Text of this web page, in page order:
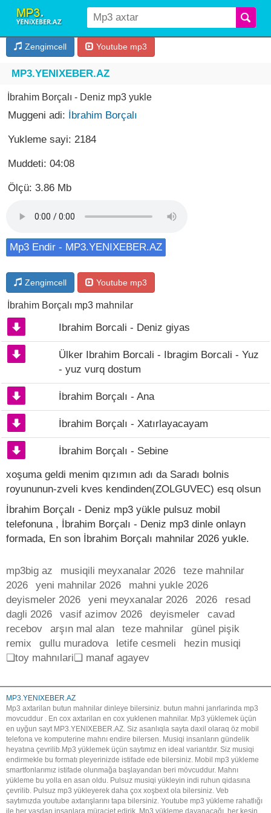
Zengimcell Youtube mp3
MP3.YENIXEBER.AZ
İbrahim Borçalı - Deniz mp3 yukle
Muggeni adi: İbrahim Borçalı
Yukleme sayi: 2184
Muddeti: 04:08
Ölçü: 3.86 Mb
Mp3 Endir - MP3.YENIXEBER.AZ
Zengimcell Youtube mp3
İbrahim Borçalı mp3 mahnilar
Ibrahim Borcali - Deniz giyas
Ülker Ibrahim Borcali - Ibragim Borcali - Yuz
- yuz vurq dostum
İbrahim Borçalı - Ana
İbrahim Borçalı - Xatırlayacayam
İbrahim Borçalı - Sebine
xoşuma geldi menim qızımın adı da Saradı bolnis
royununun-zveli kves kendinden(ZOLGUVEC) esq olsun
İbrahim Borçalı - Deniz mp3 yükle pulsuz mobil
telefonuna , İbrahim Borçalı - Deniz mp3 dinle onlayn
formada, En son İbrahim Borçalı mahnilar 2026 yukle.
mp3big az musiqili meyxanalar 2026
teze mahnilar
2026
yeni mahnilar 2026
mahni yukle 2026
deyismeler 2026
yeni meyxanalar 2026 2026
resad
dagli 2026
vasif azimov 2026 deyismeler
cavad
recebov
arşın mal alan teze mahnilar
günel pişik
remix
gullu muradova letife cesmeli
hezin musiqi
❏toy mahnılari❏ manaf agayev
MP3.YENIXEBER.AZ
Mp3 axtarilan butun mahnilar dinleye bilersiniz. butun mahni janrlarinda mp3
movcuddur . En cox axtarilan en cox yuklenen mahnilar. Mp3 yüklemek üçün
en uyğun sayt MP3.YENIXEBER.AZ. Siz asanlıqla sayta daxil olaraq öz mobil
telefona ve komputerine mahnı endire bilersen. Musiqi insanların gündelik
heyatına çevrilib.Mp3 yüklemek üçün saytımız en ideal variantdır. Siz musiqi
endirmekle bu formatı pleyerinizde istifade ede bilersiniz. Mobil mp3 yükleme
smartfonlarımız istifade olunmağa başlayandan beri mövcuddur. Mahnı
yükleme bu yolla en asan oldu. Pulsuz musiqi yükleyin indi ruhun qidasına
çevrilib. Pulsuz mp3 yükleyerek daha çox xoşbext ola bilersiniz. Veb
saytımızda youtube axtarışlarını tapa bilersiniz. Youtube mp3 yükleme rahatlığı
ile her yaşdan insanlara müraciet edirik. Mp3 yükleme dayanacağı, her kesin